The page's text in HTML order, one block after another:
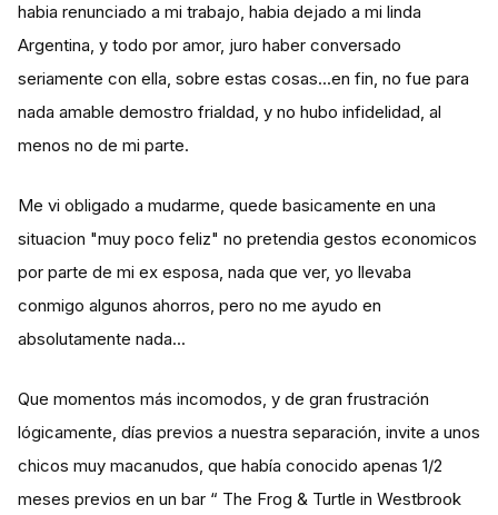
habia renunciado a mi trabajo, habia dejado a mi linda
Argentina, y todo por amor, juro haber conversado
seriamente con ella, sobre estas cosas...en fin, no fue para
nada amable demostro frialdad, y no hubo infidelidad, al
menos no de mi parte.
Me vi obligado a mudarme, quede basicamente en una
situacion "muy poco feliz" no pretendia gestos economicos
por parte de mi ex esposa, nada que ver, yo llevaba
conmigo algunos ahorros, pero no me ayudo en
absolutamente nada...
Que momentos más incomodos, y de gran frustración
lógicamente, días previos a nuestra separación, invite a unos
chicos muy macanudos, que había conocido apenas 1/2
meses previos en un bar “ The Frog & Turtle in Westbrook